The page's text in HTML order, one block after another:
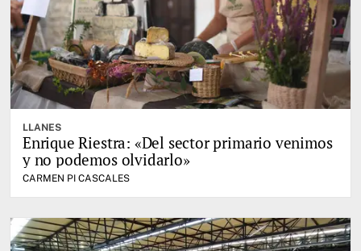
LLANES
Enrique Riestra: «Del sector primario venimos
y no podemos olvidarlo»
CARMEN PI CASCALES